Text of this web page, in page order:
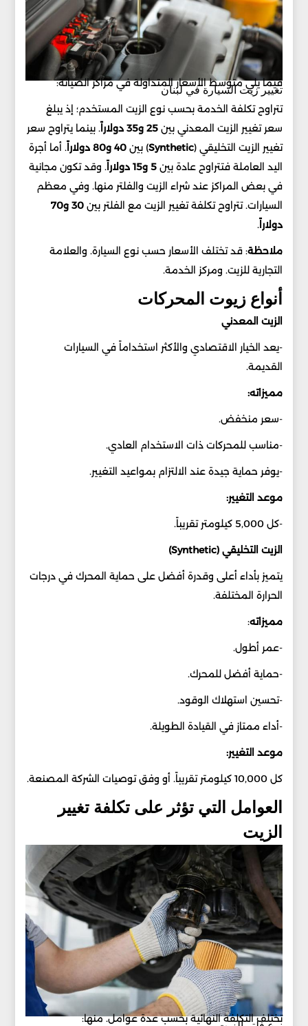
تغيير زيت السيارة في لبنان
فيما يلي متوسط الأسعار المتداولة في مراكز الصيانة:
تتراوح تكلفة الخدمة بحسب نوع الزيت المستخدم؛ إذ يبلغ
سعر تغيير الزيت المعدني بين25 و35 دولاراً
. بينما يتراوح سعر
تغيير الزيت التخليقي (Synthetic) بين40 و80 دولاراً
. أما أجرة
اليد العاملة فتتراوح عادة بين5 و15 دولاراً
. وقد تكون مجانية
في بعض المراكز عند شراء الزيت والفلتر منها. وفي معظم
السيارات. تتراوح تكلفة تغيير الزيت مع الفلتر بين
30 و70
دولاراً.
ملاحظة: قد تختلف الأسعار حسب نوع السيارة. والعلامة
التجارية للزيت. ومركز الخدمة.
أنواع زيوت المحركات
الزيت المعدني
-يعد الخيار الاقتصادي والأكثر استخداماً في السيارات
القديمة.
مميزاته:
-سعر منخفض.
-مناسب للمحركات ذات الاستخدام العادي.
-يوفر حماية جيدة عند الالتزام بمواعيد التغيير.
موعد التغيير:
-كل 5,000 كيلومتر تقريباً.
الزيت التخليقي (Synthetic)
يتميز بأداء أعلى وقدرة أفضل على حماية المحرك في درجات
الحرارة المختلفة.
مميزاته:
-عمر أطول.
-حماية أفضل للمحرك.
-تحسين استهلاك الوقود.
-أداء ممتاز في القيادة الطويلة.
موعد التغيير:
كل 10,000 كيلومتر تقريباً. أو وفق توصيات الشركة المصنعة.
العوامل التي تؤثر على تكلفة تغيير
الزيت
تختلف التكلفة النهائية بحسب عدة عوامل. منها: